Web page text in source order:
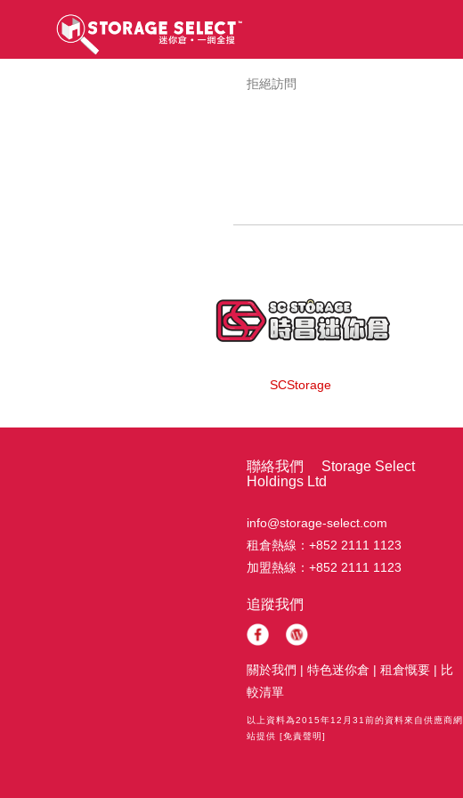
拒絕訪問
SCStorage
聯絡我們 Storage Select
Holdings Ltd
info@storage-select.com
租倉熱線： +852 2111 1123
加盟熱線： +852 2111 1123
追蹤我們
關於我們 | 特色迷你倉 | 租倉慨要 | 比
較清單
以上資料為2015年12月31前的資料來自供應商網
站提供 [免責聲明]